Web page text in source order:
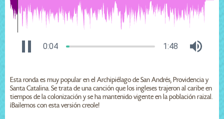
0:04 1:48
Esta ronda es muy popular en el Archipiélago de San Andrés, Providencia y
Santa Catalina. Se trata de una canción que los ingleses trajeron al caribe en
tiempos de la colonización y se ha mantenido vigente en la población raizal.
¡Bailemos con esta versión creole!